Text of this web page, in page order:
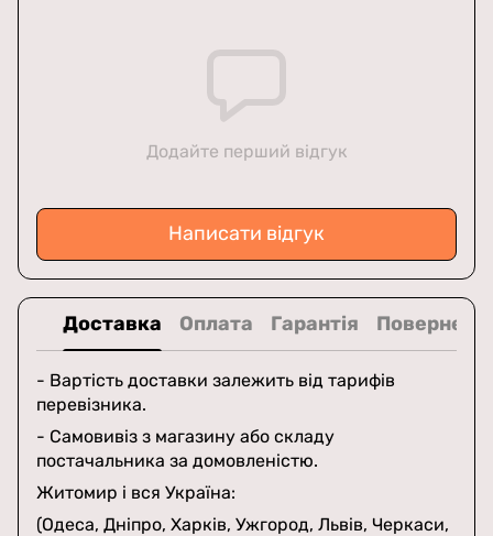
Додайте перший відгук
Написати відгук
Доставка Оплата Гарантія
- Вартість доставки залежить від тарифів
перевізника.
- Самовивіз з магазину або складу
постачальника за домовленістю.
Житомир і вся Україна:
(Одеса, Дніпро, Харків, Ужгород, Львів, Черкаси,